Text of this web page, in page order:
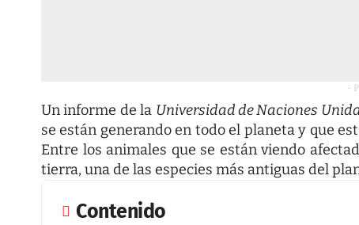
-
Un informe de la Universidad de Naciones
se están generando en todo el planeta y que
Entre los animales que se están viendo
tierra, una de las especies más antiguas del
Contenido